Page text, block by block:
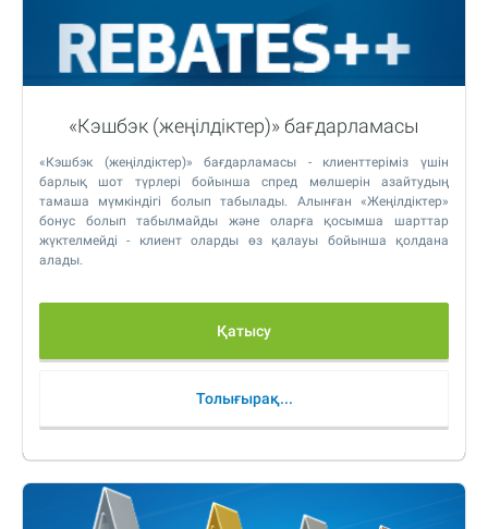
«Кэшбэк (жеңілдіктер)» бағдарламасы
«Кэшбэк (жеңілдіктер)» бағдарламасы - клиенттеріміз үшін
барлық шот түрлері бойынша спред мөлшерін азайтудың
тамаша мүмкіндігі болып табылады. Алынған «Жеңілдіктер»
бонус болып табылмайды және оларға қосымша шарттар
жүктелмейді - клиент оларды өз қалауы бойынша қолдана
алады.
Қатысу
Толығырақ...